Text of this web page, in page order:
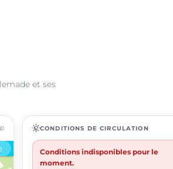
et ses
routineCONDITIONS DE CIRCULATION
Conditions indisponibles pour le
moment.